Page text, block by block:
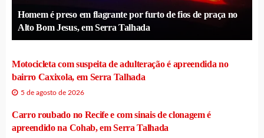
Homem é preso em flagrante por furto de fios de praça no
Alto Bom Jesus, em Serra Talhada
Motocicleta com suspeita de adulteração é apreendida no
bairro Caxixola, em Serra Talhada
5 de agosto de 2026
Carro roubado no Recife e com sinais de clonagem é
apreendido na Cohab, em Serra Talhada